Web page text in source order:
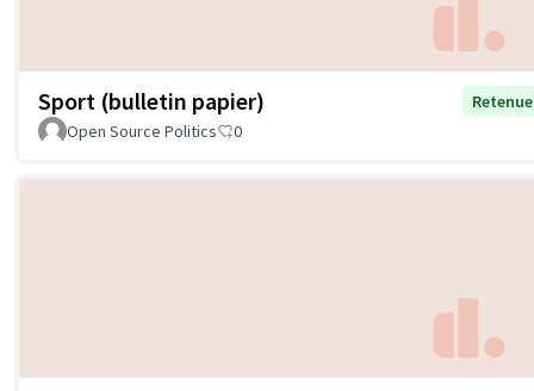
Sport (bulletin papier)
Retenue
Open Source Politics
0